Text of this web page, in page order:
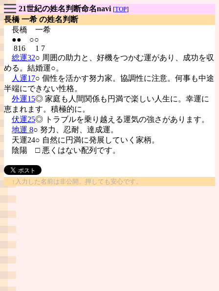
21世紀の姓名判断命名navi [TOP]
長橋 一希 の姓名判断
長橋 一希
●● ○○
816 1 7
総運32○ 周囲の助力と、好機をつかむ運があり、成功を収
める。結婚運○。
人運17○ 個性を活かす努力家。協調性に注意。何事も中途
半端にできない性格。
外運15◎ 家庭も人間関係も円満で楽しい人生に。幸運に
恵まれます。積極的に。
伏運25◎ トラブルを乗り越える運気の強さがあります。
地運 8○ 努力、忍耐、達成運。
天運24○ 自然に円満に発展していく家柄。
陰陽 □ 悪くはない配列です。
↑入力した名前は非公開。押しても安心です。